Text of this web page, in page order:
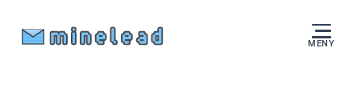
MENY